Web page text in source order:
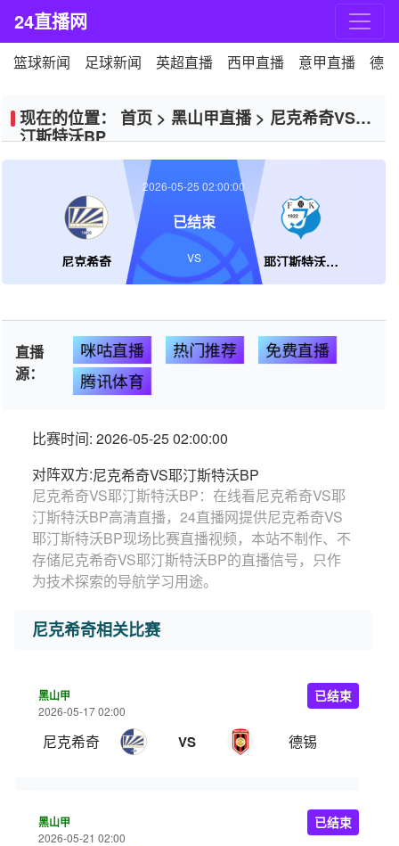
24直播网
篮球新闻 足球新闻 英超直播 西甲直播 意甲直播 德
现在的位置： 首页 > 黑山甲直播> 尼克希奇VS耶
汀斯特沃BP
尼克希奇 耶汀斯特沃BP
2026-05-25 02:00:00
已结束
VS
直播
源：
咪咕直播 热门推荐
免费直播
腾讯体育
比赛时间: 2026-05-25 02:00:00
对阵双方:尼克希奇VS耶汀斯特沃BP
尼克希奇VS耶汀斯特沃BP：在线看尼克希奇VS耶
汀斯特沃BP高清直播，24直播网提供尼克希奇VS
耶汀斯特沃BP现场比赛直播视频，本站不制作、不
存储尼克希奇VS耶汀斯特沃BP的直播信号，只作
为技术探索的导航学习用途。
尼克希奇相关比赛
黑山甲
2026-05-17 02:00
尼克希奇 VS 德锡
已结束
黑山甲
2026-05-21 02:00
已结束